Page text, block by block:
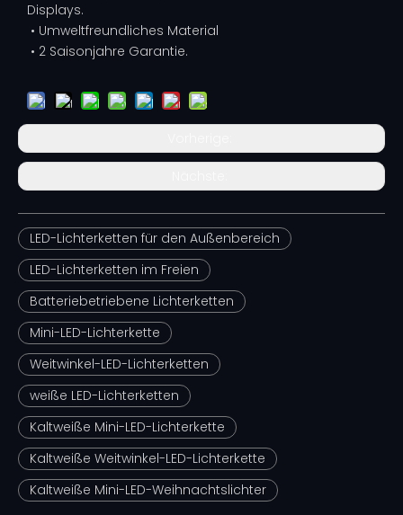
Displays.
• Umweltfreundliches Material
• 2 Saisonjahre Garantie.
LED-Lichterketten für den Außenbereich
LED-Lichterketten im Freien
Batteriebetriebene Lichterketten
Mini-LED-Lichterkette
Weitwinkel-LED-Lichterketten
weiße LED-Lichterketten
Kaltweiße Mini-LED-Lichterkette
Kaltweiße Weitwinkel-LED-Lichterkette
Kaltweiße Mini-LED-Weihnachtslichter